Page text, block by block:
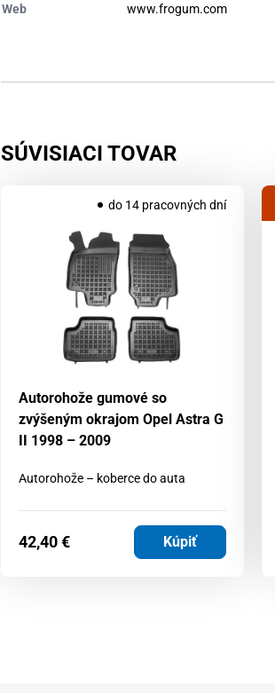
Web www.frogum.com
SÚVISIACI TOVAR
do 14 pracovných dní
Autorohože gumové so
zvýšeným okrajom Opel Astra G
II 1998 – 2009
Autorohože – koberce do auta
42,40€ Kúpiť